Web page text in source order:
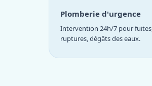
Plomberie d'urgence
Intervention 24h/7 pour fuites,
ruptures, dégâts des eaux.